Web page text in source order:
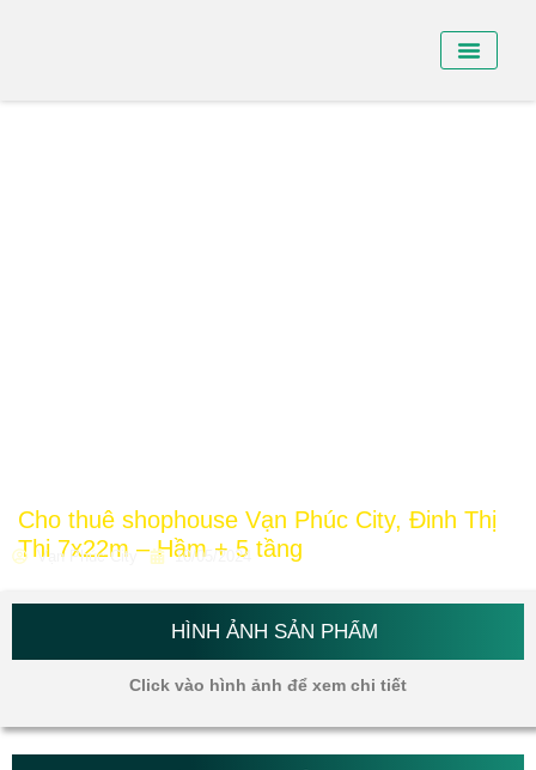
Cho thuê shophouse Vạn Phúc City, Đinh Thị
Thi 7x22m – Hầm + 5 tầng
Vạn Phúc City 10/05/2024
HÌNH ẢNH SẢN PHẨM
Click vào hình ảnh để xem chi tiết